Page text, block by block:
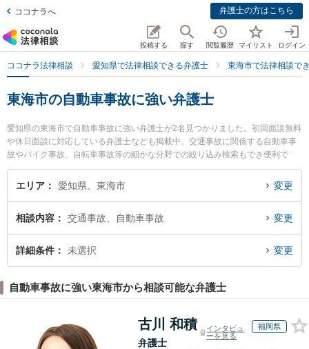
ココナラへ 弁護士の方はこちら
投稿する 探す 閲覧履歴 マイリスト ログイン
ココナラ法律相談 愛知県で法律相談できる弁護士 東海市で法律相談で
東海市の自動車事故に強い弁護士
愛知県の東海市で自動車事故に強い弁護士が2名見つかりました。初回面談無料
や休日面談に対応している弁護士なども掲載中。交通事故に関係する自動車事
故やバイク事故、自転車事故等の細かな分野での絞り込み検索もでき便利で
す。特に弁護士法人心 東海法律事務所の長谷川 睦弁護士やいろは法律事務所の
林 佳宏弁護士のプロフィール情報や弁護士費用、強みなどが注目されていま
したい』『初回相談無料で自動車事故を法律相談できる東海市内の弁護士に相
談予約したい』などでお困りの相談者さんにおすすめです。
エリア 愛知県、東海市 変更
相談内容 交通事故、自動車事故 変更
詳細条件 未選択 変更
自動車事故に強い東海市から相談可能な弁護士
古川 和積
弁護士
インタビュ
ーを見る
福岡県